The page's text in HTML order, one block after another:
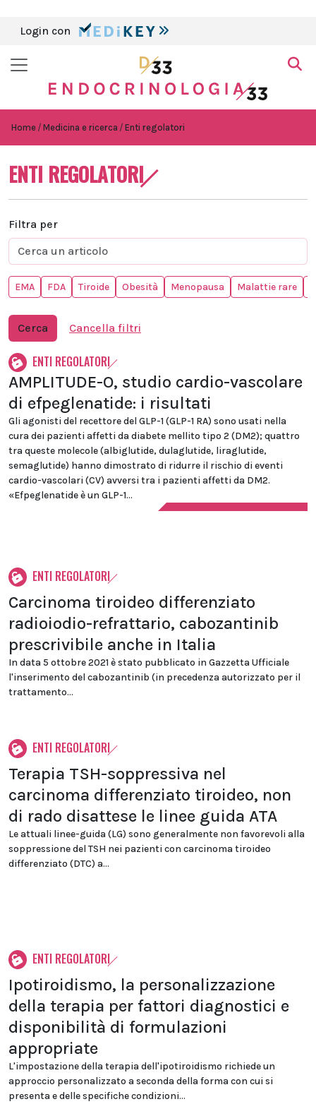
Login con
Home Medicina e ricerca Enti regolatori
ENTI REGOLATORI
Filtra per
EMA FDA Tiroide Obesità Menopausa Malattie rare
Cerca Cancella filtri
ENTI REGOLATORI
AMPLITUDE-O, studio cardio-vascolare
di efpeglenatide: i risultati
Gli agonisti del recettore del GLP-1 (GLP-1 RA) sono usati nella
cura dei pazienti affetti da diabete mellito tipo 2 (DM2); quattro
tra queste molecole (albiglutide, dulaglutide, liraglutide,
semaglutide) hanno dimostrato di ridurre il rischio di eventi
cardio-vascolari (CV) avversi tra i pazienti affetti da DM2.
«Efpeglenatide è un GLP-1...
ENTI REGOLATORI
Carcinoma tiroideo differenziato
radioiodio-refrattario, cabozantinib
prescrivibile anche in Italia
In data 5 ottobre 2021 è stato pubblicato in Gazzetta Ufficiale
l'inserimento del cabozantinib (in precedenza autorizzato per il
trattamento...
ENTI REGOLATORI
Terapia TSH-soppressiva nel
carcinoma differenziato tiroideo, non
di rado disattese le linee guida ATA
Le attuali linee-guida (LG) sono generalmente non favorevoli alla
soppressione del TSH nei pazienti con carcinoma tiroideo
differenziato (DTC) a...
ENTI REGOLATORI
Ipotiroidismo, la personalizzazione
della terapia per fattori diagnostici e
disponibilità di formulazioni
appropriate
L'impostazione della terapia dell'ipotiroidismo richiede un
approccio personalizzato a seconda della forma con cui si
presenta e delle specifiche condizioni...